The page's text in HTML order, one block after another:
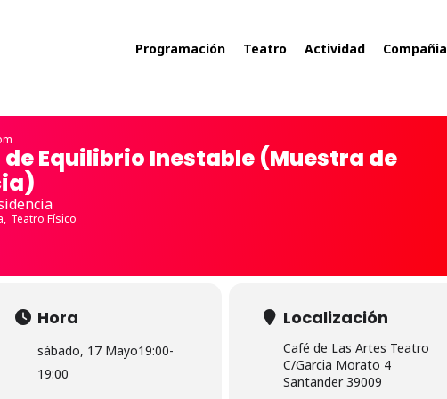
Programación Teatro Actividad Compañia
de Equilibrio Inestable (Muestra de
Teatro Físico
Hora
sábado, 17 Mayo19:00-
19:00
Localización
Café de Las Artes Teatro
C/Garcia Morato 4
Santander 39009